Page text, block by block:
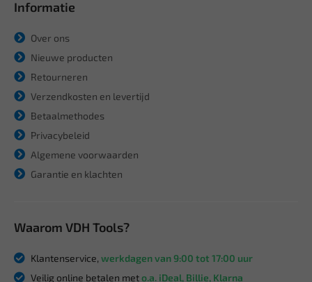
Informatie
Over ons
Nieuwe producten
Retourneren
Verzendkosten en levertijd
Betaalmethodes
Privacybeleid
Algemene voorwaarden
Garantie en klachten
Waarom VDH Tools?
Klantenservice, werkdagen van 9:00 tot 17:00 uur
Veilig online betalen meto.a. iDeal, Billie, Klarna